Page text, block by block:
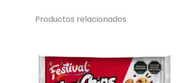
Productos relacionados